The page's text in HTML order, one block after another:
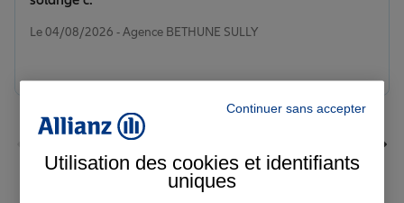
Le 04/08/2026 - Agence BETHUNE SULLY
Continuer sans accepter
Utilisation des cookies et identifiants
uniques